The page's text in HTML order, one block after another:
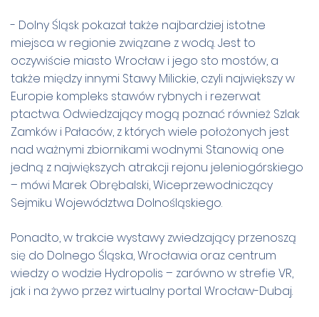
- Dolny Śląsk pokazał także najbardziej istotne
miejsca w regionie związane z wodą. Jest to
oczywiście miasto Wrocław i jego sto mostów, a
także między innymi Stawy Milickie, czyli największy w
Europie kompleks stawów rybnych i rezerwat
ptactwa. Odwiedzający mogą poznać również Szlak
Zamków i Pałaców, z których wiele położonych jest
nad ważnymi zbiornikami wodnymi. Stanowią one
jedną z największych atrakcji rejonu jeleniogórskiego
– mówi Marek Obrębalski, Wiceprzewodniczący
Sejmiku Województwa Dolnośląskiego.
Ponadto, w trakcie wystawy zwiedzający przenoszą
się do Dolnego Śląska, Wrocławia oraz centrum
wiedzy o wodzie Hydropolis – zarówno w strefie VR,
jak i na żywo przez wirtualny portal Wrocław-Dubaj.